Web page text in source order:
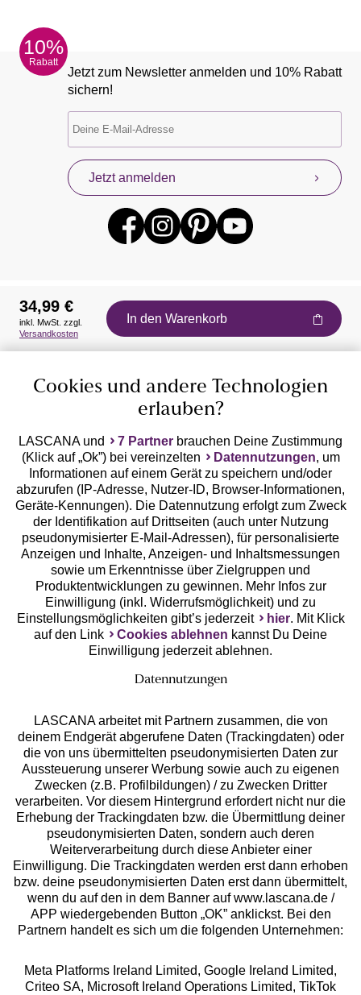
10%
Rabatt
Jetzt zum Newsletter anmelden und 10% Rabatt
sichern!
Jetzt anmelden
Auszeichnungen
Geprüfte Sicherheit
Unsere Apps
Services
Beratung
Über uns
Rechtliches
Alle Preise inkl. MwSt., zzgl.
Versandkosten
34,99 €
inkl. MwSt. zzgl.
Versandkosten
In den Warenkorb
Cookies und andere Technologien
erlauben?
LASCANA und 7 Partner brauchen Deine Zustimmung
(Klick auf „Ok”) bei vereinzelten
Datennutzungen, um
Informationen auf einem Gerät zu speichern und/oder
abzurufen (IP-Adresse, Nutzer-ID, Browser-Informationen,
Geräte-Kennungen). Die Datennutzung erfolgt zum Zweck
der Identifikation auf Drittseiten (auch unter Nutzung
pseudonymisierter E-Mail-Adressen), für personalisierte
Anzeigen und Inhalte, Anzeigen- und Inhaltsmessungen
sowie um Erkenntnisse über Zielgruppen und
Produktentwicklungen zu gewinnen. Mehr Infos zur
Einwilligung (inkl. Widerrufsmöglichkeit) und zu
Einstellungsmöglichkeiten gibt’s jederzeit
hier. Mit Klick
auf den Link
Cookies ablehnen kannst Du Deine
Einwilligung jederzeit ablehnen.
Datennutzungen
LASCANA arbeitet mit Partnern zusammen, die von
deinem Endgerät abgerufene Daten (Trackingdaten) oder
die von uns übermittelten pseudonymisierten Daten zur
Aussteuerung unserer Werbung sowie auch zu eigenen
Zwecken (z.B. Profilbildungen) / zu Zwecken Dritter
verarbeiten. Vor diesem Hintergrund erfordert nicht nur die
Erhebung der Trackingdaten bzw. die Übermittlung deiner
pseudonymisierten Daten, sondern auch deren
Weiterverarbeitung durch diese Anbieter einer
Einwilligung. Die Trackingdaten werden erst dann erhoben
bzw. deine pseudonymisierten Daten erst dann übermittelt,
wenn du auf den in dem Banner auf www.lascana.de /
APP wiedergebenden Button „OK” anklickst. Bei den
Partnern handelt es sich um die folgenden Unternehmen:
Meta Platforms Ireland Limited, Google Ireland Limited,
Criteo SA, Microsoft Ireland Operations Limited, TikTok